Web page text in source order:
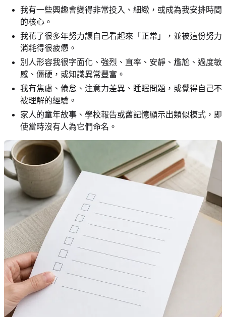
我有一些興趣會變得非常投入、細緻，或成為我安排時間
的核心。
我花了很多年努力讓自己看起來「正常」，並被這份努力
消耗得很疲憊。
別人形容我很字面化、強烈、直率、安靜、尷尬、過度敏
感、僵硬，或知識異常豐富。
我有焦慮、倦怠、注意力差異、睡眠問題，或覺得自己不
被理解的經驗。
家人的童年故事、學校報告或舊記憶顯示出類似模式，即
使當時沒有人為它們命名。